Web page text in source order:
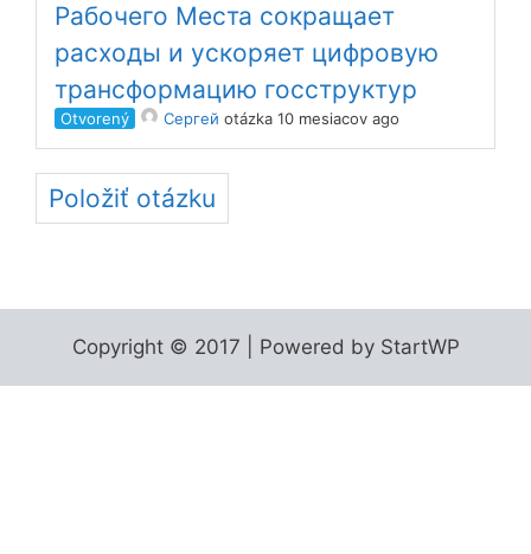
Рабочего Места сокращает
расходы и ускоряет цифровую
трансформацию госструктур
Otvorený Сергей otázka 10 mesiacov ago
Položiť otázku
Copyright © 2017 | Powered by StartWP